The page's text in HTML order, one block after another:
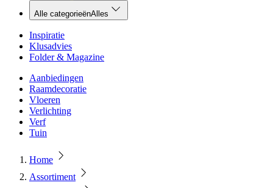
Alle categorieënAlles
Inspiratie
Klusadvies
Folder & Magazine
Aanbiedingen
Raamdecoratie
Vloeren
Verlichting
Verf
Tuin
Home
Assortiment